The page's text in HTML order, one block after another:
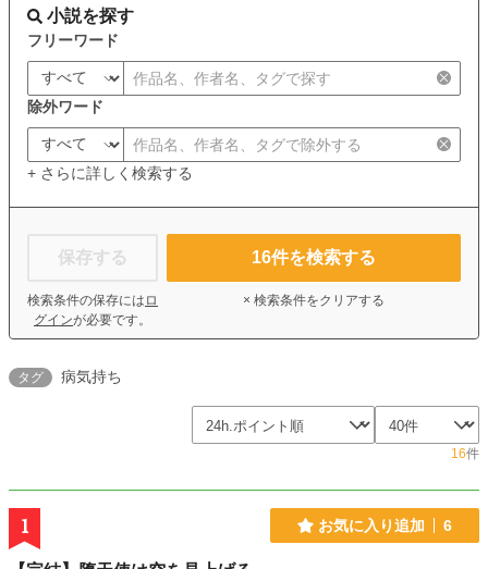
小説を探す
フリーワード
除外ワード
+ さらに詳しく検索する
保存する
検索条件の保存には ロ
グインが必要です。
16件を検索する
× 検索条件をクリアする
タグ 病気持ち
16件
1 お気に入り追加 6